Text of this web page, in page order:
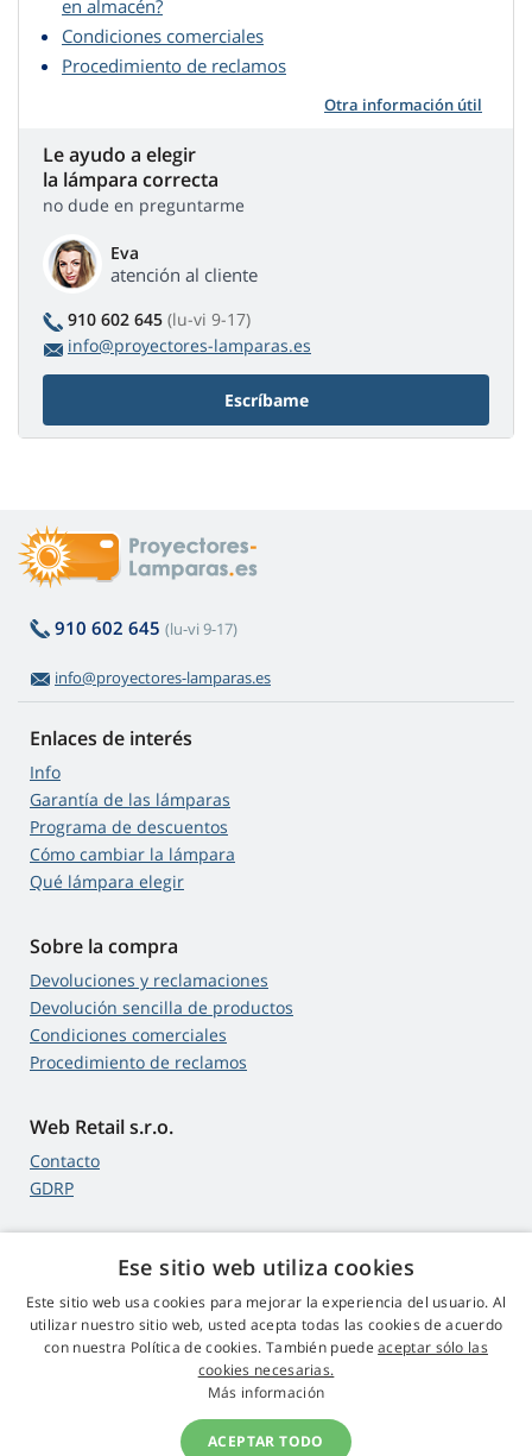
en almacén?
Condiciones comerciales
Procedimiento de reclamos
Otra información útil
Le ayudo a elegir
la lámpara correcta
no dude en preguntarme
Eva
atención al cliente
910 602 645 (lu-vi 9-17)
info@proyectores-lamparas.es
Escríbame
910 602 645 (lu-vi 9-17)
info@proyectores-lamparas.es
Enlaces de interés
Info
Garantía de las lámparas
Programa de descuentos
Cómo cambiar la lámpara
Qué lámpara elegir
Sobre la compra
Devoluciones y reclamaciones
Devolución sencilla de productos
Condiciones comerciales
Procedimiento de reclamos
Web Retail s.r.o.
Contacto
GDRP
4,9estrellas
545 opiniones Google
© 2009 - 2026 Proyectores-Lamparas.es
Ese sitio web utiliza cookies
Este sitio web usa cookies para mejorar la experiencia del usuario. Al
utilizar nuestro sitio web, usted acepta todas las cookies de acuerdo
con nuestra Política de cookies. También puedeaceptar sólo las
cookies necesarias.
Más información
ACEPTAR TODO